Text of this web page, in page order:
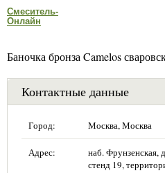
Смеситель-
Онлайн
Баночка бронза Camelos
Контактные данные
Город: Москва, Москва
Адрес:
наб. Фрунзенская,
стенд 19,